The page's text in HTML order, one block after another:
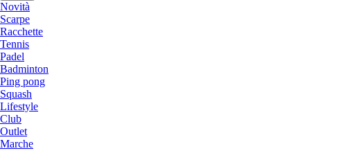
Novità
Scarpe
Racchette
Tennis
Padel
Badminton
Ping pong
Squash
Lifestyle
Club
Outlet
Marche